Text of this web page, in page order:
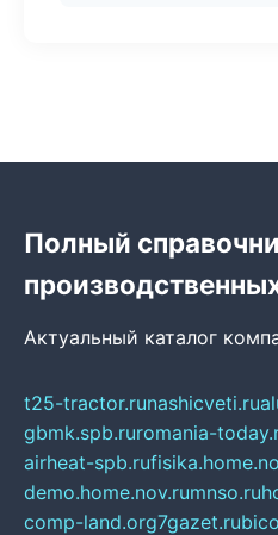
Полный
Актуальный каталог
t25-tractor.runashicveti.ru
gbmk.spb.ruromania-
airheat-spb.ru
demo.home.nov.rumnso.ru
comp-land.org7gazet.ru